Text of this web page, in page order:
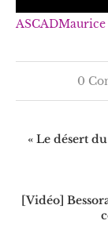
ASCADMaurice
0
« Le désert
[Vidéo]